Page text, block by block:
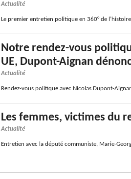
Actualité
Le premier entretien politique en 360° de
Notre rendez-vous
UE, Dupont-Aignan
Actualité
Rendez-vous politique avec Nicolas Dupont-
Les femmes, victimes du
Actualité
Entretien avec la député communiste, Marie-